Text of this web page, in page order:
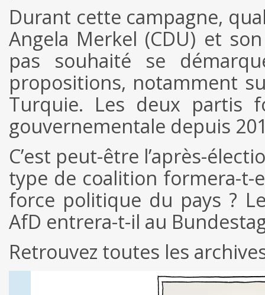
Durant cette campagne,
Angela Merkel (CDU) et
pas souhaité se
propositions, notamment
Turquie. Les deux partis
gouvernementale depuis
C’est peut-être l’après-
type de coalition formera-t-
force politique du pays ?
AfD entrera-t-il au
Retrouvez toutes les